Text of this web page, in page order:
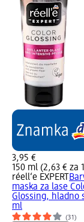
3,95 €
150 ml (2,63 € za
réell‘e EXPERT
maska za lase
Glossing, hladno
ml
(31)